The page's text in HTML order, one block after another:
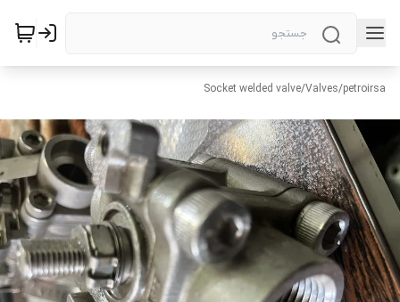
petroirsa
/
Valves
/
Socket welded valve